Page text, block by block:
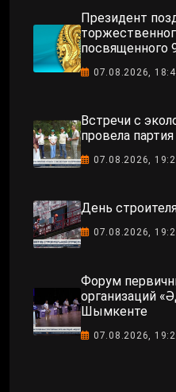
Президент
посвященного
07.08.2026,
Встречи с
провела
07.08.2026,
День
07.08.2026,
Форум
организаций
Шымкенте
07.08.2026,